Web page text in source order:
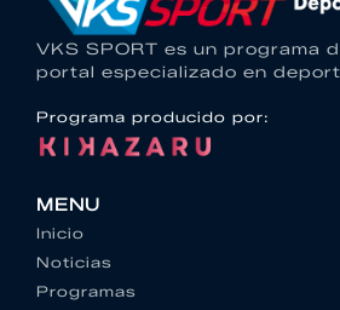
VKS SPORT es un programa
portal especializado en
Programa producido por:
MENU
Inicio
Noticias
Programas